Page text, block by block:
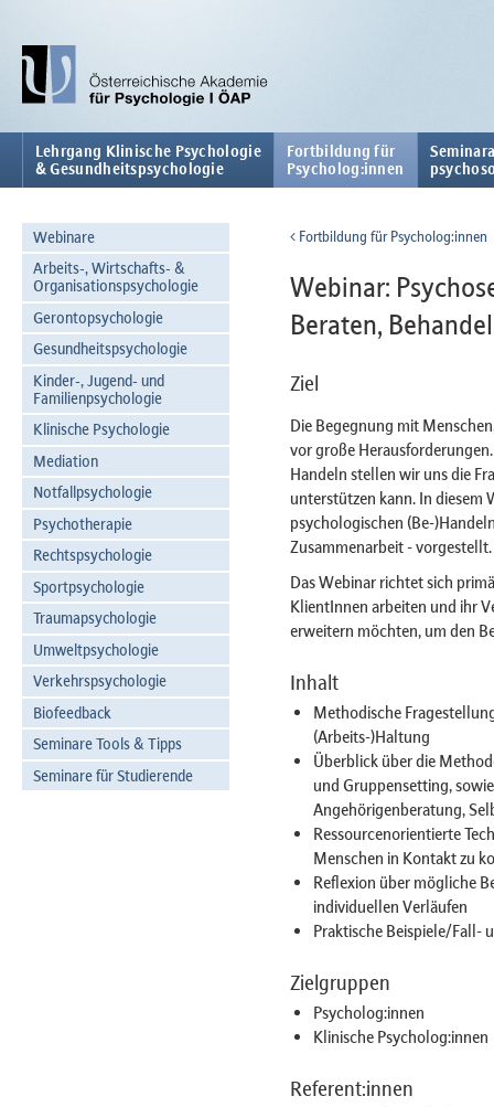
Lehrgang Klinische Psychologie
& Gesundheitspsychologie
Fortbildung für
Psycholog:innen
Webinare
Arbeits-, Wirtschafts- &
Organisationspsychologie
Gerontopsychologie
Gesundheitspsychologie
Kinder-, Jugend- und
Familienpsychologie
Klinische Psychologie
Mediation
Notfallpsychologie
Psychotherapie
Rechtspsychologie
Sportpsychologie
Traumapsychologie
Umweltpsychologie
Verkehrspsychologie
Biofeedback
Seminare Tools & Tipps
Seminare für Studierende
Fortbildung für Psycholog:innen
Webinar:
Beraten,
Ziel
Die Begegnung mit
vor große
Handeln stellen wir uns die
unterstützen kann. In diesem
psychologischen (Be-
Zusammenarbeit - vorgestellt.
Das Webinar richtet sich
KlientInnen arbeiten und ihr
erweitern möchten, um den
Inhalt
Methodische
(Arbeits-)Haltung
Überblick über die
und Gruppensetting,
Angehörigenberatung,
Ressourcenorientierte
Menschen in Kontakt zu
Reflexion über mögliche
individuellen Verläufen
Praktische Beispiele/Fall-
Zielgruppen
Psycholog:innen
Klinische Psycholog:innen
Referent:innen